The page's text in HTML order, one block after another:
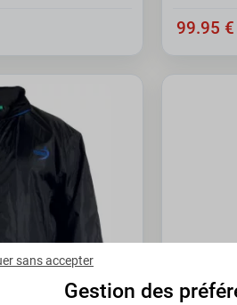
99.95 €
sans accepter
Gestion des